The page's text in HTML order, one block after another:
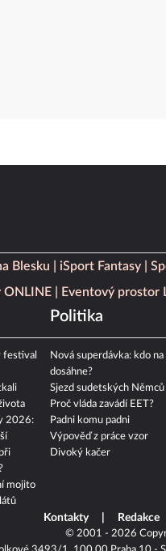
Blesku iSport Fantasy
ONLINE Eventový prostor
festival
2026:
mojito
Politika
Nová superdávka: kdo na
dosáhne?
Sjezd sudetských Němců
Proč vláda zavádí EET?
Padni komu padni
Výpověď z práce vzor
Divoký kačer
Kontakty Redakce
© 2001 - 2026